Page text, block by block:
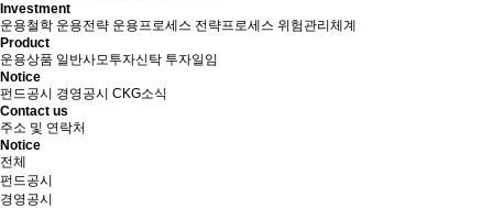
Investment
운용철학 운용전략 운용프로세스 전략프로세스 위험관리체계
Product
운용상품 일반사모투자신탁 투자일임
Notice
펀드공시
경영공시 CKG소식
Contact us
주소 및 연락처
Notice
전체
펀드공시
경영공시